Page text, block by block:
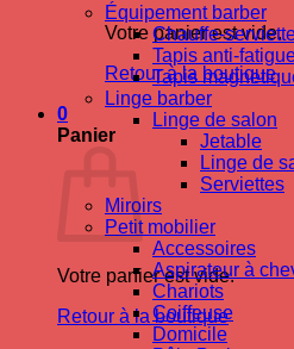
Votre panier est vide.
Retour à la boutique
0
Panier
Votre panier est vide.
Retour à la boutique
Équipement barber
Chauffe-
Tapis anti-
Tapis
Linge barber
Linge de salon
Jetable
Linge de
Serviettes
Miroirs
Petit mobilier
Accessoires
Aspirateur à
Chariots
Coiffeuse
Domicile